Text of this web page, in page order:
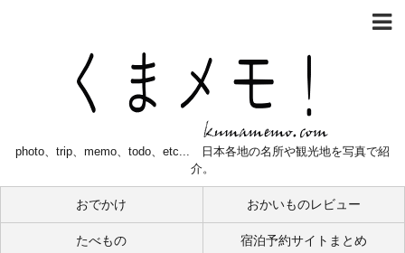
photo、trip、memo、todo、etc... 日本各地の名所や観光地を写真で紹
介。
おでかけ おかいものレビュー
たべもの 宿泊予約サイトまとめ